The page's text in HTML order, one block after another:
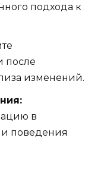
подхода к
после
изменений.
в
и поведения